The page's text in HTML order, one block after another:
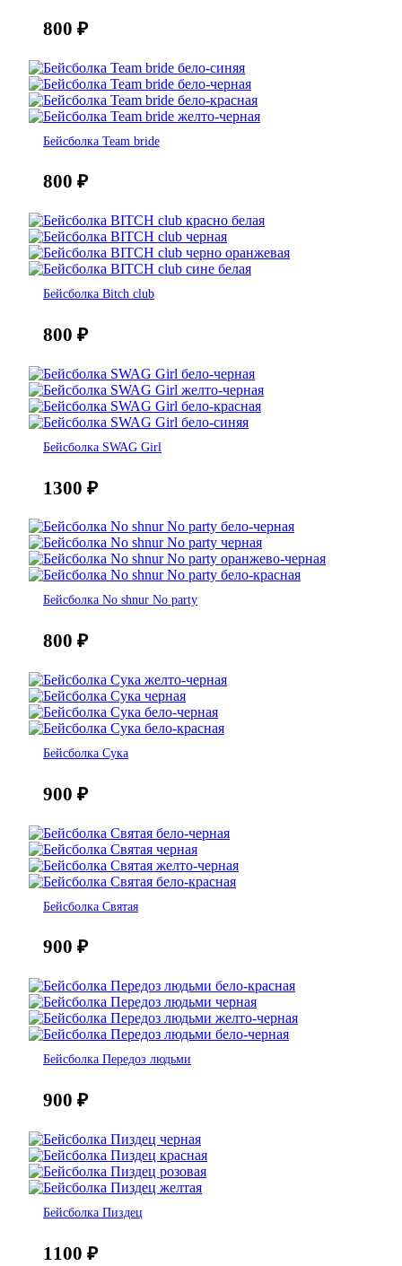
800 ₽
Бейсболка Team bride
800 ₽
Бейсболка Bitch club
800 ₽
Бейсболка SWAG Girl
1300 ₽
Бейсболка No shnur No party
800 ₽
Бейсболка Сука
900 ₽
Бейсболка Святая
900 ₽
Бейсболка Передоз людьми
900 ₽
Бейсболка Пиздец
1100 ₽